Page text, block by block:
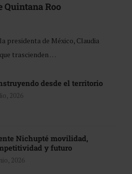
Quintana Roo
presidenta de México, Claudia
trascienden …
desde el territorio
2026
Nichupté movilidad,
y futuro
2026